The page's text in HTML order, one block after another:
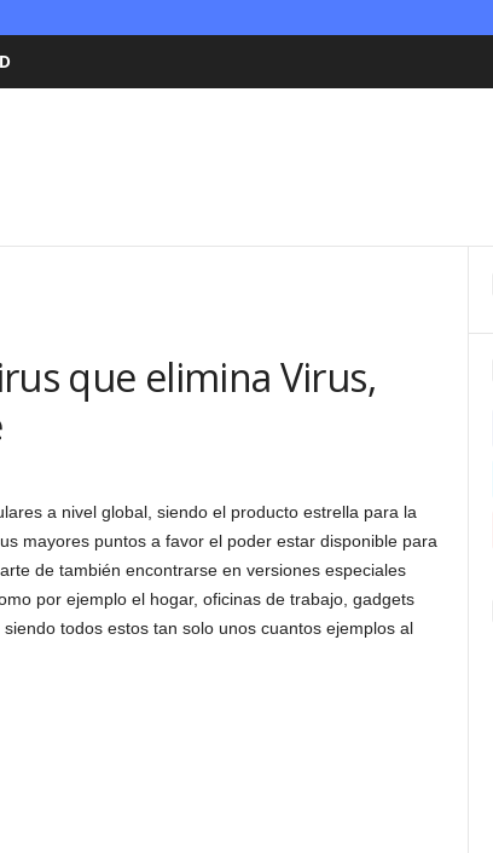
que elimina Virus,
a nivel global, siendo el producto estrella para la
mayores puntos a favor el poder estar disponible para
de también encontrarse en versiones especiales
por ejemplo el hogar, oficinas de trabajo, gadgets
siendo todos estos tan solo unos cuantos ejemplos al